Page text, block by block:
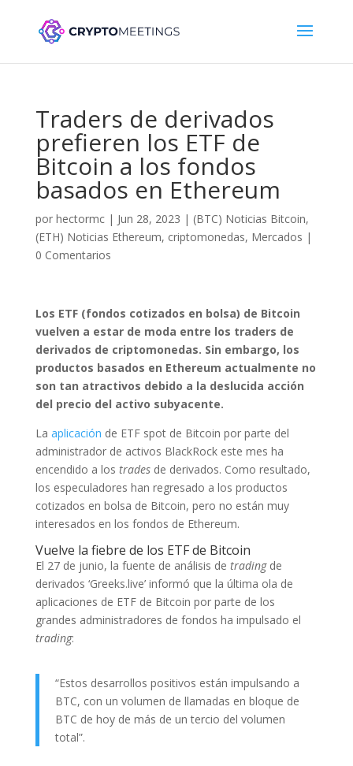
Traders de derivados
prefieren los ETF de
Bitcoin a los fondos
basados en Ethereum
por hectormc| Jun 28, 2023 | (BTC) Noticias Bitcoin,
(ETH) Noticias Ethereum, criptomonedas, Mercados |
0 Comentarios
Los ETF (fondos cotizados en bolsa) de Bitcoin
vuelven a estar de moda entre los traders de
derivados de criptomonedas. Sin embargo, los
productos basados ​​en Ethereum actualmente no
son tan atractivos debido a la deslucida acción
del precio del activo subyacente.
La aplicación de ETF spot de Bitcoin por parte del
administrador de activos BlackRock este mes ha
encendido a los tradesde derivados. Como resultado,
los especuladores han regresado a los productos
cotizados en bolsa de Bitcoin, pero no están muy
interesados ​​en los fondos de Ethereum.
Vuelve la fiebre de los ETF de Bitcoin
El 27 de junio, la fuente de análisis de tradingde
derivados ‘Greeks.live’ informó que la última ola de
aplicaciones de ETF de Bitcoin por parte de los
grandes administradores de fondos ha impulsado el
trading:
“Estos desarrollos positivos están impulsando a
BTC, con un volumen de llamadas en bloque de
BTC de hoy de más de un tercio del volumen
total”.